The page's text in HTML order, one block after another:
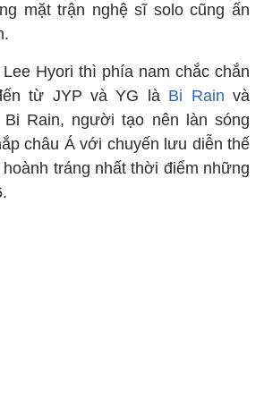
mặt trận nghệ sĩ solo cũng ấn
Hyori thì phía nam chắc chắn
từ JYP và YG là Bi Rain và
Rain, người tạo nên làn sóng
châu Á với chuyến lưu diễn thế
tráng nhất thời điểm những